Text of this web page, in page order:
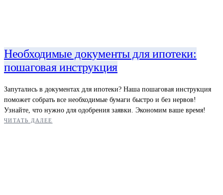
Необходимые документы для ипотеки:
пошаговая инструкция
Запутались в документах для ипотеки? Наша пошаговая инструкция
поможет собрать все необходимые бумаги быстро и без нервов!
Узнайте, что нужно для одобрения заявки. Экономим ваше время!
ЧИТАТЬ ДАЛЕЕ